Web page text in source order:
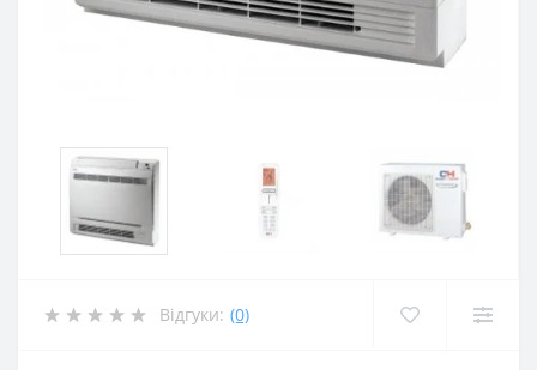
Відгуки: (0)